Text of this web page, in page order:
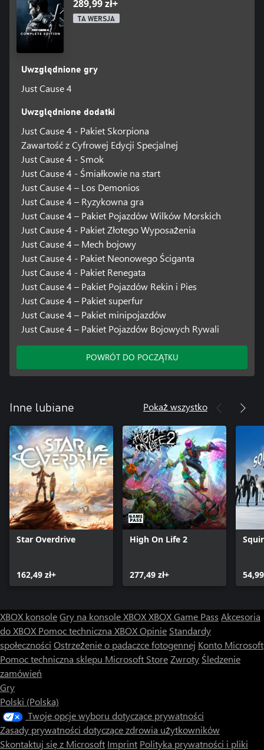
289,99 zł+
TA WERSJA
Uwzględnione gry
Just Cause 4
Uwzględnione dodatki
Just Cause 4 - Pakiet Skorpiona
Zawartość z Cyfrowej Edycji Specjalnej
Just Cause 4 - Smok
Just Cause 4 - Śmiałkowie na start
Just Cause 4 – Los Demonios
Just Cause 4 – Ryzykowna gra
Just Cause 4 – Pakiet Pojazdów Wilków Morskich
Just Cause 4 - Pakiet Złotego Wyposażenia
Just Cause 4 – Mech bojowy
Just Cause 4 - Pakiet Neonowego Ściganta
Just Cause 4 - Pakiet Renegata
Just Cause 4 – Pakiet Pojazdów Rekin i Pies
Just Cause 4 – Pakiet superfur
Just Cause 4 – Pakiet minipojazdów
Just Cause 4 – Pakiet Pojazdów Bojowych Rywali
POWRÓT DO POCZĄTKU
Inne lubiane Pokaż wszystko
Star Overdrive
162,49 zł+
High On Life 2
277,49 zł+
XBOX konsoleGry na konsole XBOXXBOX Game Pass Akcesoria
do XBOX Pomoc techniczna XBOXOpinie Standardy
społeczności Ostrzeżenie o padaczce fotogennej Konto Microsoft
Pomoc techniczna sklepu Microsoft StoreZwroty Śledzenie
zamówień
Gry
Polski (Polska)
Twoje opcje wyboru dotyczące prywatności
Zasady prywatności dotyczące zdrowia użytkowników
Skontaktuj się z Microsoft Imprint Polityka prywatności i pliki